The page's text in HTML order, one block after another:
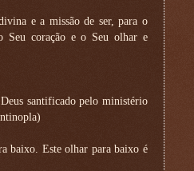
e a missão de ser, para o
Seu coração e o Seu olhar e
santificado pelo ministério
baixo. Este olhar para baixo é